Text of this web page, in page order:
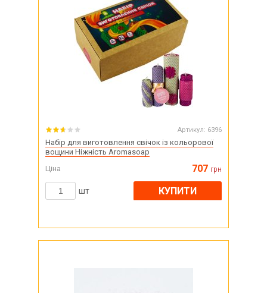
Артикул: 6396
Набір для виготовлення свічок із кольорової
вощини Ніжність Aromasoap
Ціна
707 грн
шт КУПИТИ